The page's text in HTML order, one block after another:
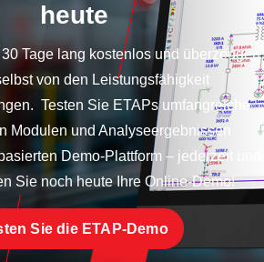
heute
Tage lang kostenlos und überzeugen
von den Leistungsfähigkeit
Testen Sie ETAPs umfangreiche
Modulen und Analyseergebnissen
Demo-Plattform – jederzeit und
Sie noch heute Ihre Online-Demo!
Sie die ETAP-Demo